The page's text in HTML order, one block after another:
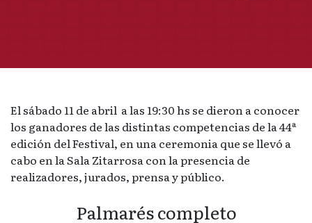
El sábado 11 de abril a las 19:30 hs se dieron a conocer
los ganadores de las distintas competencias de la 44ª
edición del Festival, en una ceremonia que se llevó a
cabo en la Sala Zitarrosa con la presencia de
realizadores, jurados, prensa y público.
Palmarés completo